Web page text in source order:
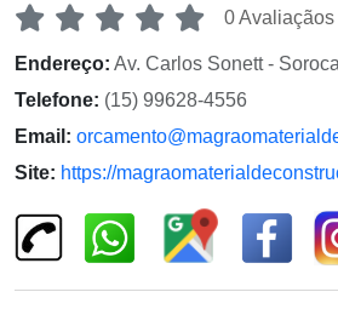
0 Avaliaçãos
Endereço: Av. Carlos Sonett -
Telefone: (15) 99628-4556
Email:
Site: https://